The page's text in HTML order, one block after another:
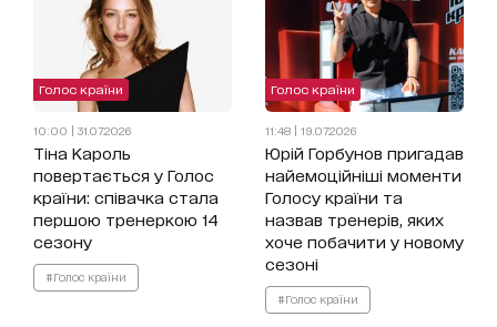
Голос країни
10:00 | 31.07.2026
Тіна Кароль
повертається у Голос
країни: співачка стала
першою тренеркою 14
сезону
#Голос країни
Голос країни
11:48 | 19.07.2026
Юрій Горбунов пригадав
найемоційніші моменти
Голосу країни та
назвав тренерів, яких
хоче побачити у новому
сезоні
#Голос країни